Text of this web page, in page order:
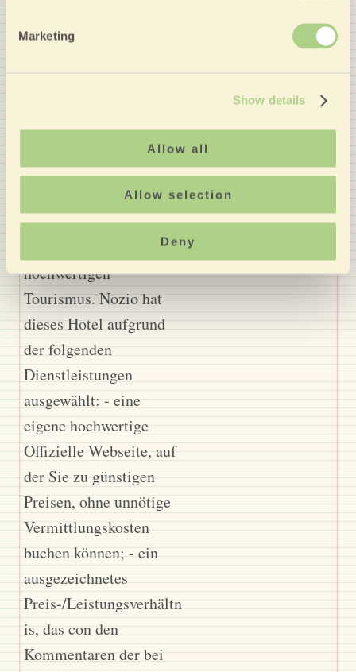
Marketing
Show details
Allow all
Allow selection
Deny
Hotels, ohne unnötige
Vermittlungskosten: die
Wahl eines finanziell
tragbaren, preiswerten,
hochwertigen
Tourismus. Nozio hat
dieses Hotel aufgrund
der folgenden
Dienstleistungen
ausgewählt: - eine
eigene hochwertige
Offizielle Webseite, auf
der Sie zu günstigen
Preisen, ohne unnötige
Vermittlungskosten
buchen können; - ein
ausgezeichnetes
Preis-/Leistungsverhältn
is, das con den
Kommentaren der bei